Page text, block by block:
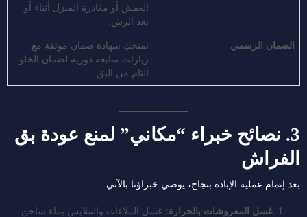
العفش أو مغادرة المنزل أثناء أو
بعد الرش.
الضمان الرسمي
نمنحكِ شهادة ضمان موثقة مع
زيارات متابعة دورية لضمان الخلو
التام من البق.
3. نصائح خبراء “مكاني” لمنع عودة بق
الفراش
بعد إتمام عملية الإبادة بنجاح، يوصي خبراؤنا بالآتي:
غسل المفروشات بالحرارة: غسل الملاءات والملابس بماء ساخن